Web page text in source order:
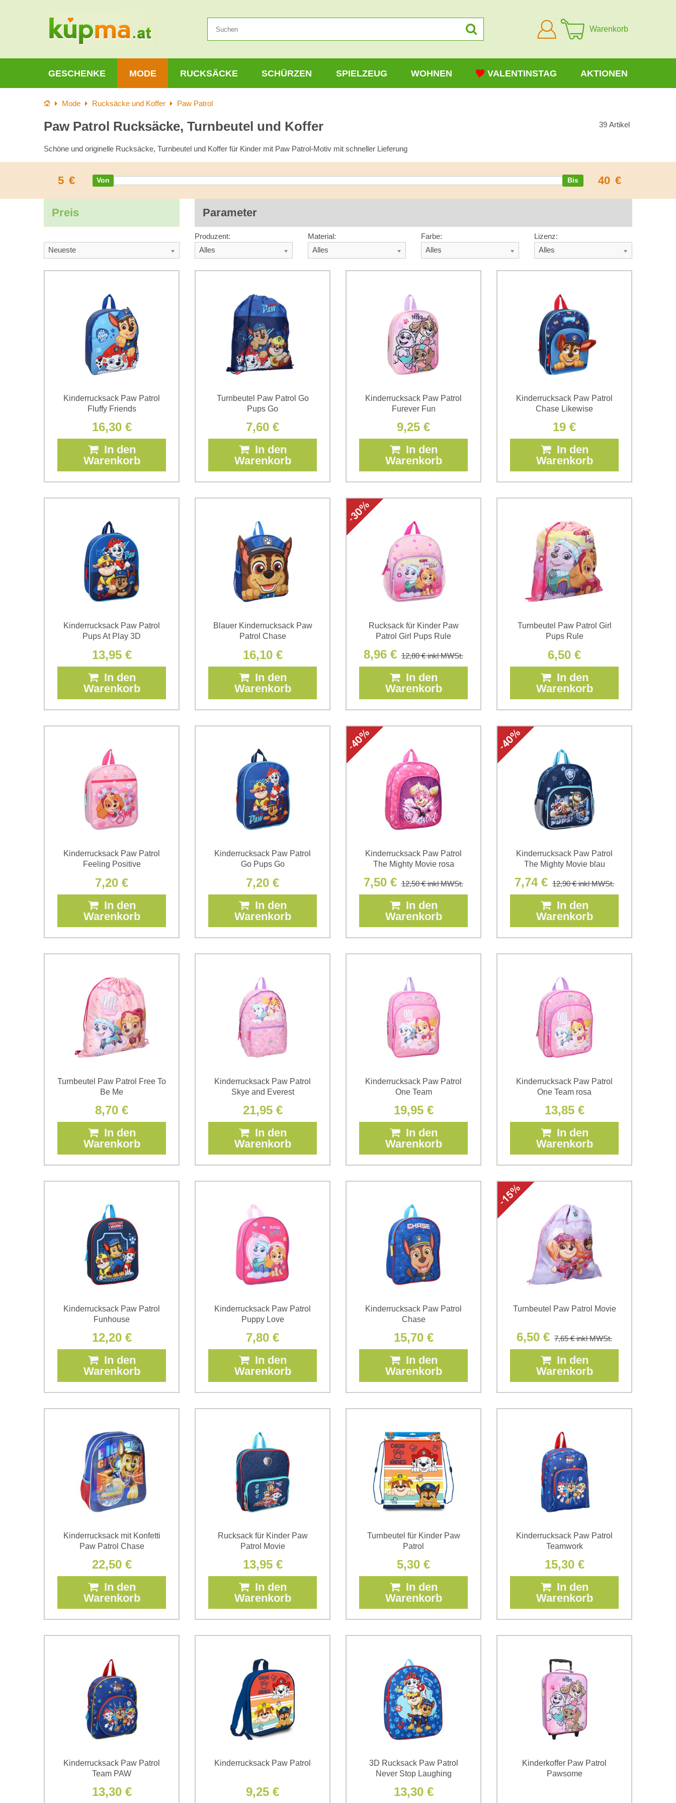
Anmelden
Warenkorb
GESCHENKE MODE RUCKSÄCKE SCHÜRZEN SPIELZEUG WOHNEN VALENTINSTAG AKTIONEN
Startseite
Mode Rucksäcke und Koffer Paw Patrol
Paw Patrol Rucksäcke, Turnbeutel und Koffer 39 Artikel
Schöne und originelle Rucksäcke, Turnbeutel und Koffer für Kinder mit Paw Patrol-Motiv mit schneller Lieferung
5 € 40 €
Preis Parameter
Neueste
Produzent:
Alles
Material:
Alles
Farbe:
Alles
Lizenz:
Alles
Kinderrucksack Paw Patrol
Fluffy Friends
16,30 €
In den
Warenkorb
Turnbeutel Paw Patrol Go
Pups Go
7,60 €
In den
Warenkorb
Kinderrucksack Paw Patrol
Furever Fun
9,25 €
In den
Warenkorb
Kinderrucksack Paw Patrol
Chase Likewise
19 €
In den
Warenkorb
Kinderrucksack Paw Patrol
Pups At Play 3D
13,95 €
In den
Warenkorb
Blauer Kinderrucksack Paw
Patrol Chase
16,10 €
In den
Warenkorb
Rucksack für Kinder Paw
Patrol Girl Pups Rule
8,96 € 12,80 €inkl MWSt.
In den
Warenkorb
Turnbeutel Paw Patrol Girl
Pups Rule
6,50 €
In den
Warenkorb
Kinderrucksack Paw Patrol
Feeling Positive
7,20 €
In den
Warenkorb
Kinderrucksack Paw Patrol
Go Pups Go
7,20 €
In den
Warenkorb
Kinderrucksack Paw Patrol
The Mighty Movie rosa
7,50 € 12,50 €inkl MWSt.
In den
Warenkorb
Kinderrucksack Paw Patrol
The Mighty Movie blau
7,74 € 12,90 €inkl MWSt.
In den
Warenkorb
Turnbeutel Paw Patrol Free To
Be Me
8,70 €
In den
Warenkorb
Kinderrucksack Paw Patrol
Skye and Everest
21,95 €
In den
Warenkorb
Kinderrucksack Paw Patrol
One Team
19,95 €
In den
Warenkorb
Kinderrucksack Paw Patrol
One Team rosa
13,85 €
In den
Warenkorb
Kinderrucksack Paw Patrol
Funhouse
12,20 €
In den
Warenkorb
Kinderrucksack Paw Patrol
Puppy Love
7,80 €
In den
Warenkorb
Kinderrucksack Paw Patrol
Chase
15,70 €
In den
Warenkorb
Turnbeutel Paw Patrol Movie
6,50 € 7,65 €inkl MWSt.
In den
Warenkorb
Kinderrucksack mit Konfetti
Paw Patrol Chase
22,50 €
In den
Warenkorb
Rucksack für Kinder Paw
Patrol Movie
13,95 €
In den
Warenkorb
Turnbeutel für Kinder Paw
Patrol
5,30 €
In den
Warenkorb
Kinderrucksack Paw Patrol
Teamwork
15,30 €
In den
Warenkorb
Kinderrucksack Paw Patrol
Team PAW
13,30 €
Kinderrucksack Paw Patrol
9,25 €
3D Rucksack Paw Patrol
Never Stop Laughing
13,30 €
Kinderkoffer Paw Patrol
Pawsome